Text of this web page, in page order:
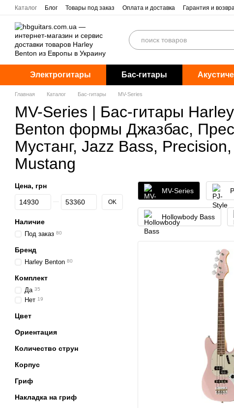
Перейти к основному контенту
Каталог Блог Товары под заказ Оплата и доставка Гарантия и
Электрогитары Бас-гитары
Главная Каталог Бас-гитары MV-Series
MV-Series | Бас-гитары Harley
Benton формы Джазбас,
Мустанг, Jazz Bass, Precision,
Mustang
MV-Series
Hollowbody Bass
Цена, грн
От Цена, грн
До Цена, грн OK
Наличие
Под заказ 80
Бренд
Harley Benton 80
Комплект
Да 35
Нет 19
Цвет
Ориентация
Количество струн
Корпус
Гриф
Накладка на гриф